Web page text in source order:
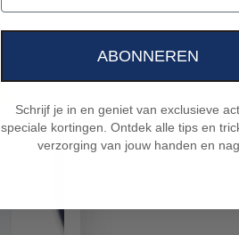
ABONNEREN
Schrijf je in en geniet van exclusieve
speciale kortingen. Ontdek alle tips en
verzorging van jouw handen en